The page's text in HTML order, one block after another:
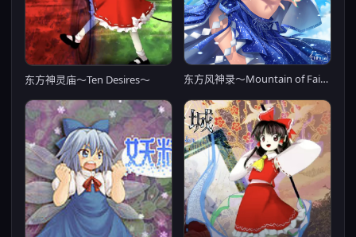
东方神灵庙～Ten Desires～ 东方风神录～Mountain of Faith～